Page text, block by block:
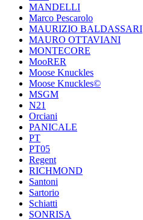
MANDELLI
Marco Pescarolo
MAURIZIO BALDASSARI
MAURO OTTAVIANI
MONTECORE
MooRER
Moose Knuckles
Moose Knuckles©️
MSGM
N21
Orciani
PANICALE
PT
PT05
Regent
RICHMOND
Santoni
Sartorio
Schiatti
SONRISA